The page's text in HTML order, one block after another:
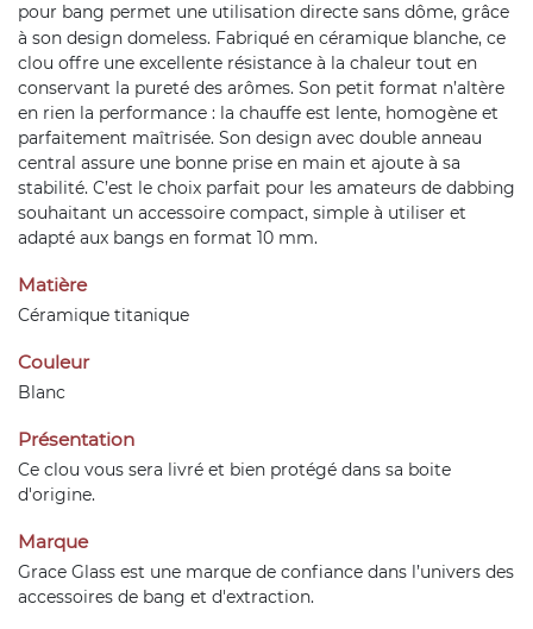
pour bang permet une utilisation directe sans dôme, grâce
à son design domeless. Fabriqué en céramique blanche, ce
clou offre une excellente résistance à la chaleur tout en
conservant la pureté des arômes. Son petit format n’altère
en rien la performance : la chauffe est lente, homogène et
parfaitement maîtrisée. Son design avec double anneau
central assure une bonne prise en main et ajoute à sa
stabilité. C’est le choix parfait pour les amateurs de dabbing
souhaitant un accessoire compact, simple à utiliser et
adapté aux bangs en format 10 mm.
Matière
Céramique titanique
Couleur
Blanc
Présentation
Ce clou vous sera livré et bien protégé dans sa boite
d'origine.
Marque
Grace Glass est une marque de confiance dans l’univers des
accessoires de bang et d'extraction.